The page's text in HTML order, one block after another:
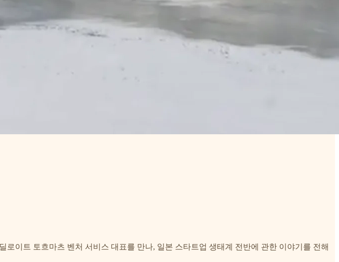
로이트 토흐마츠 벤처 서비스 대표를 만나, 일본 스타트업 생태계 전반에 관한 이야기를 전해